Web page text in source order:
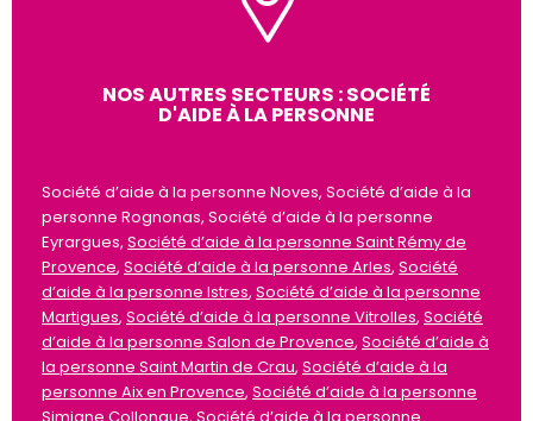
NOS AUTRES SECTEURS : SOCIÉTÉ
D'AIDE À LA PERSONNE
Société d’aide à la personne Noves, Société d’aide à la
personne Rognonas, Société d’aide à la personne
Eyrargues, Société d’aide à la personne Saint Rémy de
Provence, Société d’aide à la personne Arles, Société
d’aide à la personne Istres, Société d’aide à la personne
Martigues, Société d’aide à la personne Vitrolles, Société
d’aide à la personne Salon de Provence, Société d’aide à
la personne Saint Martin de Crau, Société d’aide à la
personne Aix en Provence, Société d’aide à la personne